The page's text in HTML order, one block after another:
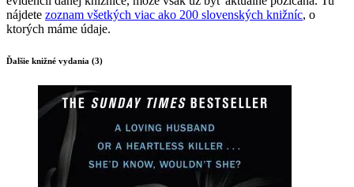
nájdete zoznam všetkých viac ako 200 slovenských knižníc, o
ktorých máme údaje.
Ďalšie knižné vydania (3)